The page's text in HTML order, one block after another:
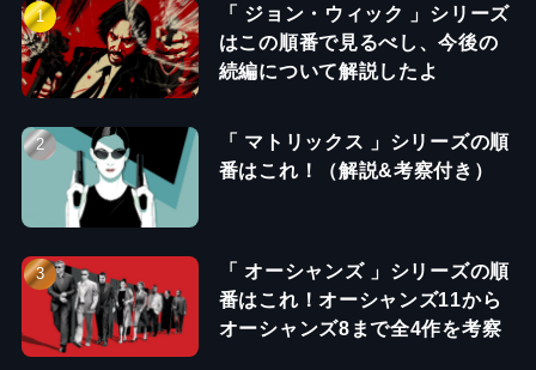
「 ジョン・ウィック 」シリーズ
はこの順番で見るべし、今後の
続編について解説したよ
「 マトリックス 」シリーズの順
番はこれ！（解説&考察付き）
「 オーシャンズ 」シリーズの順
番はこれ！オーシャンズ11から
オーシャンズ8まで全4作を考察